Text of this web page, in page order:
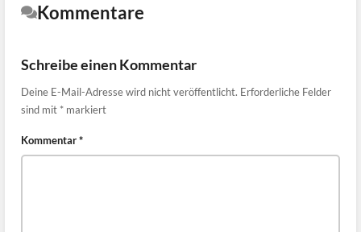
Kommentare
Schreibe einen Kommentar
Deine E-Mail-Adresse wird nicht veröffentlicht. Erforderliche Felder
sind mit * markiert
Kommentar*